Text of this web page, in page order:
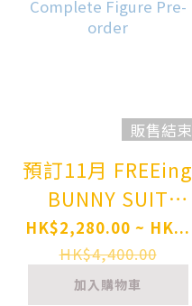
販售結束
預訂11月 FREEing
BUNNY SUIT
PLANNING
Sophia F.
Shirring: Reverse
HK$2,280.00 ~ HK...
HK$4,400.00
加入購物車